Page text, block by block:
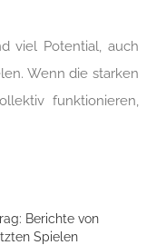
viel Potential, auch
Wenn die starken
funktionieren,
Berichte von
Spielen